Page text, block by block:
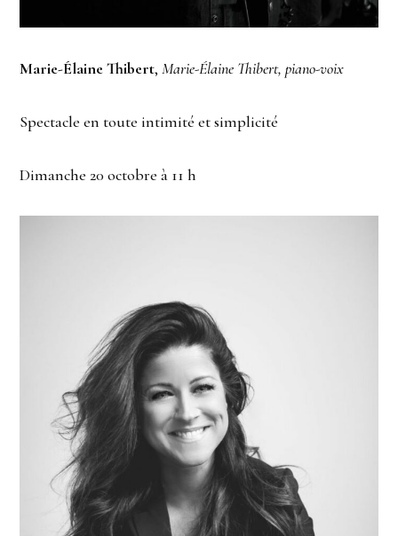
Marie-Élaine Thibert,Marie-Élaine Thibert, piano-voix
Spectacle en toute intimité et simplicité
Dimanche 20 octobre à 11 h